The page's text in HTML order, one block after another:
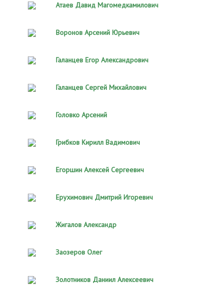
Атаев Давид Магомедкамилович
Воронов Арсений Юрьевич
Галанцев Егор Александрович
Галанцев Сергей Михайлович
Головко Арсений
Грибков Кирилл Вадимович
Егоршин Алексей Сергеевич
Ерухимович Дмитрий Игоревич
Жигалов Александр
Заозеров Олег
Золотников Даниил Алексеевич